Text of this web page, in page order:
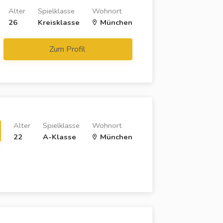
Wohnort
München
Spielklasse
Kreisklasse
Alter
26
Zum Profil
Wohnort
München
Spielklasse
A-Klasse
Alter
22